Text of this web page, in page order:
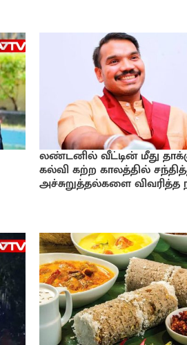
லண்டனில் வீட்டின் மீது
கல்வி கற்ற காலத்தில்
அச்சுறுத்தல்களை விவரித்த